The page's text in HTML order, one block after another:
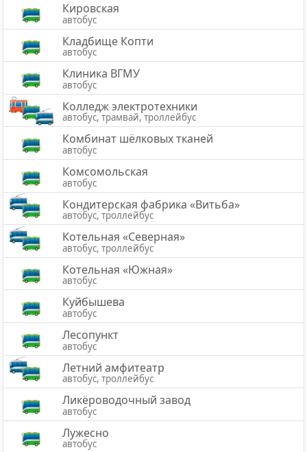
Кировская
автобус
Кладбище Копти
автобус
Клиника ВГМУ
автобус
Колледж электротехники
автобус, трамвай, троллейбус
Комбинат шёлковых тканей
автобус
Комсомольская
автобус
Кондитерская фабрика «Витьба»
автобус, троллейбус
Котельная «Северная»
автобус, троллейбус
Котельная «Южная»
автобус
Куйбышева
автобус
Лесопункт
автобус
Летний амфитеатр
автобус, троллейбус
Ликёроводочный завод
автобус
Лужесно
автобус